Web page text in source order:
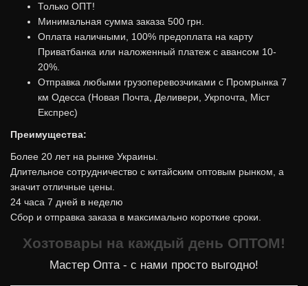
Только ОПТ!
Минимальная сумма заказа 500 грн.
Оплата наличными, 100% предоплата на карту
Приватбанка или наложенный платеж с авансом 10-
20%.
Отправка любыми грузоперевозчиками с Промрынка 7
км Одесса (Новая Почта, Деливери, Укрпочта, Міст
Експрес)
Преимущества:
Более 20 лет на рынке Украины.
Длительное сотрудничество с китайским оптовым рынком, а
значит отличные цены.
24 часа 7 дней в неделю
Сбор и отправка заказа в максимально короткие сроки.
Хозтовары на каждый день ОПТОМ!
Мастер Опта - с нами просто выгодно!